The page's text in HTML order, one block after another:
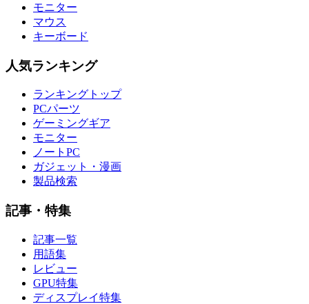
モニター
マウス
キーボード
人気ランキング
ランキングトップ
PCパーツ
ゲーミングギア
モニター
ノートPC
ガジェット・漫画
製品検索
記事・特集
記事一覧
用語集
レビュー
GPU特集
ディスプレイ特集